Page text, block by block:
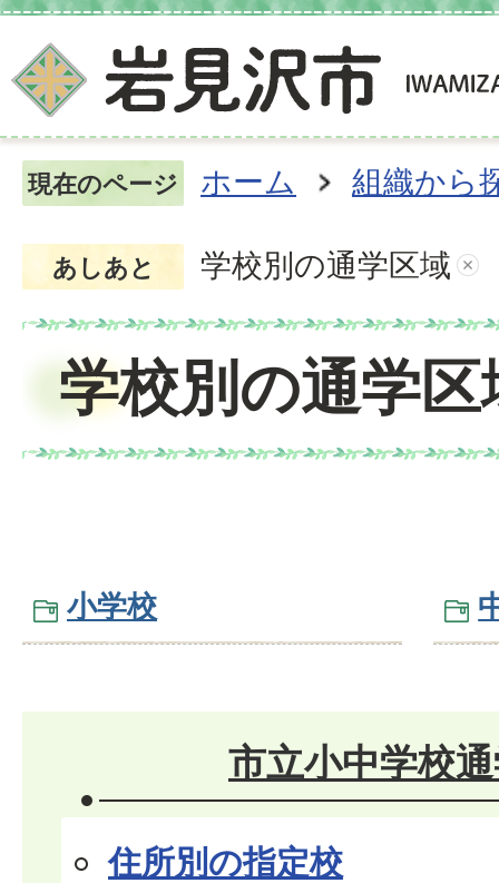
現在のページ ホーム 組織から
あしあと 学校別の通学区域
学校別の通学区
小学校
市立小中学校
住所別の指定校